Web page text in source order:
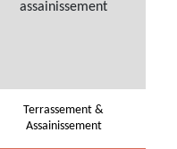
Terrassement &
Assainissement